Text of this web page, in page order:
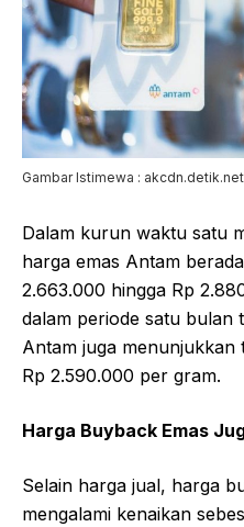
Gambar Istimewa :
Dalam kurun waktu satu
harga emas Antam
2.663.000 hingga Rp
dalam periode satu bulan
Antam juga
Rp 2.590.000 per gram.
Harga Buyback Emas
Selain harga jual, harga
mengalami kenaikan